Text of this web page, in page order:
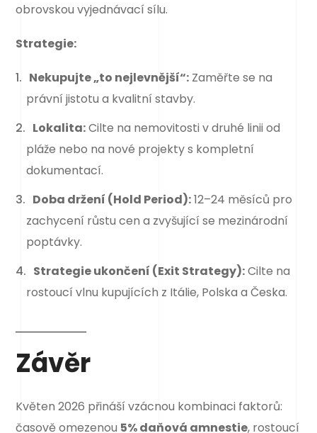
obrovskou vyjednávací sílu.
Strategie:
Nekupujte „to nejlevnější“: Zaměřte se na
právní jistotu a kvalitní stavby.
Lokalita:Cilte na nemovitosti v druhé linii od
pláže nebo na nové projekty s kompletní
dokumentací.
Doba držení (Hold Period):12–24 měsíců pro
zachycení růstu cen a zvyšující se mezinárodní
poptávky.
Strategie ukončení (Exit Strategy):Cilte na
rostoucí vlnu kupujících z Itálie, Polska a Česka.
Závěr
Květen 2026 přináší vzácnou kombinaci faktorů:
časově omezenou 5% daňová amnestie, rostoucí